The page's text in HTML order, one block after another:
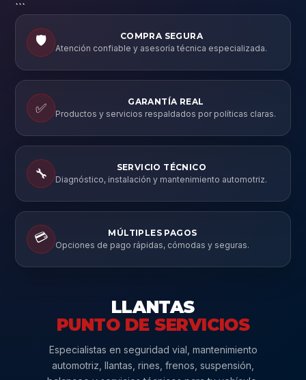
```
🛡️
COMPRA SEGURA
Atención confiable y asesoría técnica especializada.
✅
GARANTÍA REAL
Productos y servicios respaldados por políticas claras.
🔧
SERVICIO TÉCNICO
Diagnóstico, instalación y mantenimiento automotriz.
💳
MÚLTIPLES PAGOS
Opciones de pago rápidas, cómodas y seguras.
LLANTAS
PUNTO DE SERVICIOS
Especialistas en seguridad vial, mantenimiento
automotriz, llantas, rines, frenos, suspensión,